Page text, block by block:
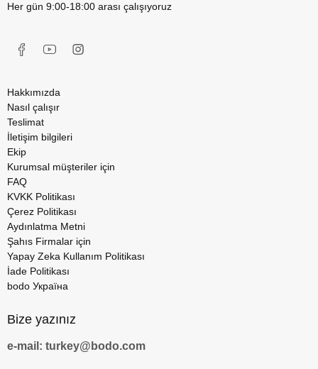
Her gün 9:00-18:00 arası çalışıyoruz
Hakkımızda
Nasıl çalışır
Teslimat
İletişim bilgileri
Ekip
Kurumsal müşteriler için
FAQ
KVKK Politikası
Çerez Politikası
Aydınlatma Metni
Şahıs Firmalar için
Yapay Zeka Kullanım Politikası
İade Politikası
bodo Україна
Bize yazınız
e-mail: turkey@bodo.com